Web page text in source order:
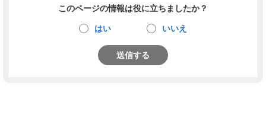
このページの情報は役に立ちましたか？
はい いいえ
送信する